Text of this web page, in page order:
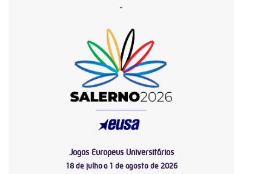
-
Jogos Europeus Universitários
18 de julho a 1 de agosto de 2026